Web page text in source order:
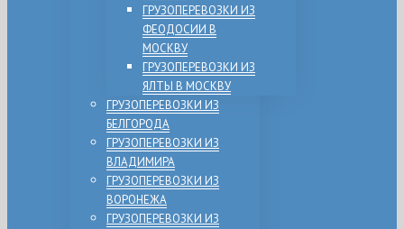
ГРУЗОПЕРЕВОЗКИ ИЗ
ФЕОДОСИИ В
МОСКВУ
ГРУЗОПЕРЕВОЗКИ ИЗ
ЯЛТЫ В МОСКВУ
ГРУЗОПЕРЕВОЗКИ ИЗ
БЕЛГОРОДА
ГРУЗОПЕРЕВОЗКИ ИЗ
ВЛАДИМИРА
ГРУЗОПЕРЕВОЗКИ ИЗ
ВОРОНЕЖА
ГРУЗОПЕРЕВОЗКИ ИЗ